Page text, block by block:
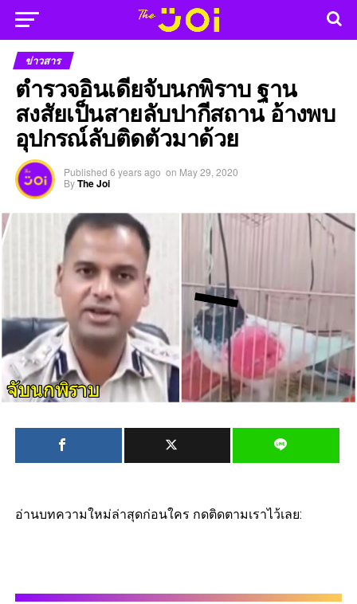
ข่าวสาร
ตำรวจอินเดียจับนกพิราบ ฐาน
สงสัยเป็นสายลับปากีสถาน อ้างพบ
อุปกรณ์ลับติดตัวมาด้วย
Published 6 years ago on May 29, 2020
ByThe Joi
อ่านบทความใหม่ล่าสุดก่อนใคร กดติดตามเราไว้เลย: